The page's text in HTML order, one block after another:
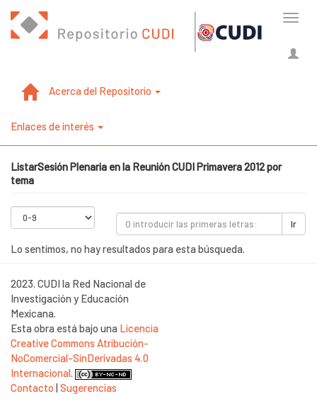
Acerca del Repositorio
Enlaces de interés
ListarSesión Plenaria en la Reunión CUDI Primavera 2012 por
tema
Ir
Lo sentimos, no hay resultados para esta búsqueda.
2023. CUDI la Red Nacional de
Investigación y Educación
Mexicana.
Esta obra está bajo una Licencia
Creative Commons Atribución-
NoComercial-SinDerivadas 4.0
Internacional.
Contacto |Sugerencias